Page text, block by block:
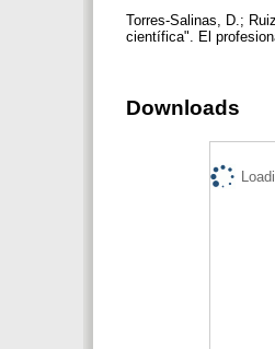
Torres-Salinas, D.;
científica". El
Downloads